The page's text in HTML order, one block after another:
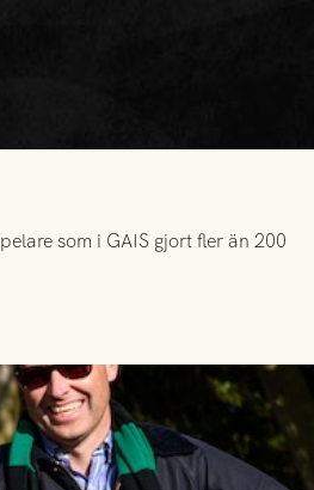
som i GAIS gjort fler än 200